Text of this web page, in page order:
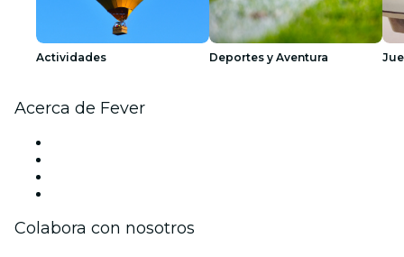
Actividades Deportes y Aventura
Acerca de Fever
Colabora con nosotros